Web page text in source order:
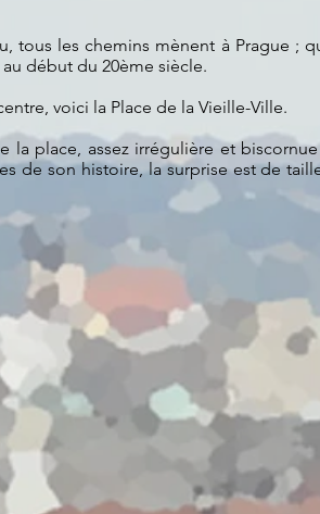
tous les chemins mènent à Prague ;
début du 20ème siècle.
voici la Place de la Vieille-Ville.
la place, assez irrégulière et
de son histoire, la surprise est de